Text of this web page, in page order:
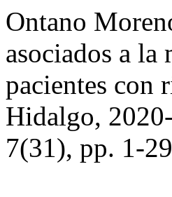
Ontano
asociados a
pacientes con
Hidalgo,
7(31), pp. 1-